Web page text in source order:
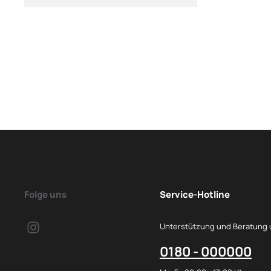
Folge uns Service-Hotline
Unterstützung und Beratung
0180 - 000000